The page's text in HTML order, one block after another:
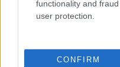
functionality and
user protection.
CONFIRM